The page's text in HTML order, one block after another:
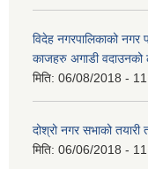
विदेह नगरपालिकाको नगर
काजहरु अगाडी वदाउनको
मिति: 06/08/2018 -
दोश्रो नगर सभाको तयारी
मिति: 06/06/2018 -